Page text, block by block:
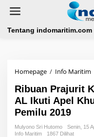
Tentang indomaritim.com
Homepage / Info Maritim
a
Ribuan Prajurit
AL Ikuti Apel
Pemilu 2019
Mulyono Sri Hutomo
Senin, 15
Info Maritim
1867 Dilihat